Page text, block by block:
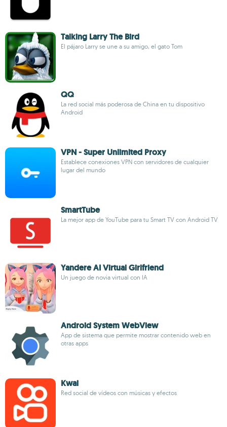
Talking Larry The Bird
El pájaro Larry se une a su amigo, el gato Tom
QQ
La red social más poderosa de China en tu dispositivo
Android
VPN - Super Unlimited Proxy
Establece conexiones VPN con servidores de cualquier
lugar del mundo
SmartTube
La mejor app de YouTube para tu Smart TV con Android TV
Yandere AI Virtual Girlfriend
Un juego de novia virtual con IA
Android System WebView
App de sistema que permite mostrar contenido web en
otras apps
Kwai
Red social de vídeos con músicas y efectos